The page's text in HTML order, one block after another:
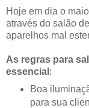
Hoje em dia o
através do salão
aparelhos mal
As regras para
essencial :
Boa
para sua